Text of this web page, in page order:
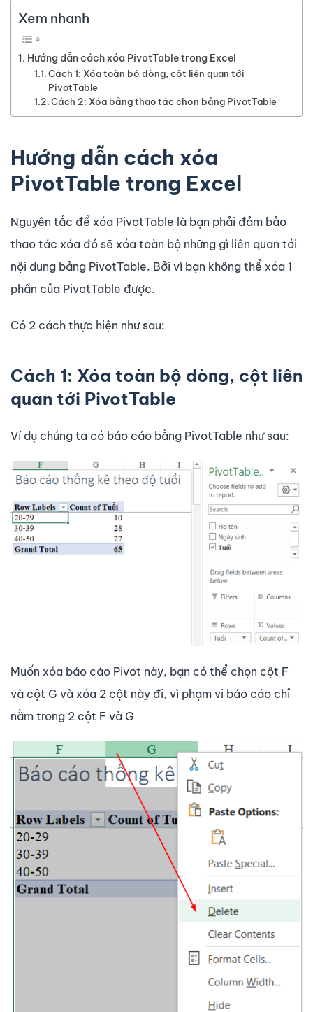
Xem nhanh
Hướng dẫn cách xóa PivotTable trong Excel
Cách 1: Xóa toàn bộ dòng, cột liên quan tới
PivotTable
Cách 2: Xóa bằng thao tác chọn bảng PivotTable
Hướng dẫn cách xóa
PivotTable trong Excel
Nguyên tắc để xóa PivotTable là bạn phải đảm bảo
thao tác xóa đó sẽ xóa toàn bộ những gì liên quan tới
nội dung bảng PivotTable. Bởi vì bạn không thể xóa 1
phần của PivotTable được.
Có 2 cách thực hiện như sau:
Cách 1: Xóa toàn bộ dòng, cột liên
quan tới PivotTable
Ví dụ chúng ta có báo cáo bằng PivotTable như sau:
Muốn xóa báo cáo Pivot này, bạn có thể chọn cột F
và cột G và xóa 2 cột này đi, vì phạm vi báo cáo chỉ
nằm trong 2 cột F và G